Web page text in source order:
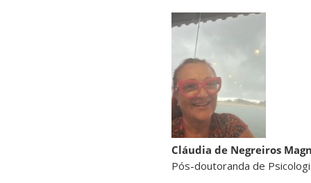
Cláudia de Negreiros
Pós-doutoranda de